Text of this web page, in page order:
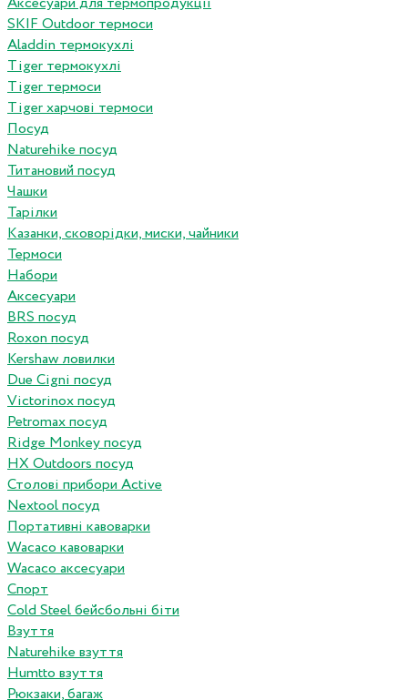
SKIF Outdoor термоси
Aladdin термокухлі
Tiger термокухлі
Tiger термоси
Tiger харчові термоси
Посуд
Naturehike посуд
Титановий посуд
Чашки
Тарілки
Казанки, сковорідки, миски, чайники
Термоси
Набори
Аксесуари
BRS посуд
Roxon посуд
Kershaw ловилки
Due Cigni посуд
Victorinox посуд
Petromax посуд
Ridge Monkey посуд
HX Outdoors посуд
Столові прибори Active
Nextool посуд
Портативні кавоварки
Wacaco кавоварки
Wacaco аксесуари
Спорт
Cold Steel бейсбольні біти
Взуття
Naturehike взуття
Humtto взуття
Рюкзаки, багаж